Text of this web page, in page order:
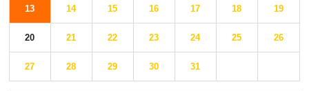
13 14 15 16 17 18 19
20 21 22 23 24 25 26
27 28 29 30 31